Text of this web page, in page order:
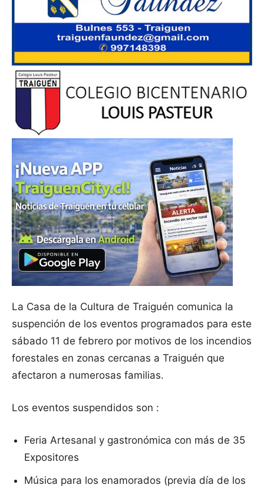
La Casa de la Cultura de Traiguén comunica la
suspención de los eventos programados para este
sábado 11 de febrero por motivos de los incendios
forestales en zonas cercanas a Traiguén que
afectaron a numerosas familias.
Los eventos suspendidos son :
Feria Artesanal y gastronómica con más de 35
Expositores
Música para los enamorados (previa día de los